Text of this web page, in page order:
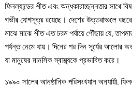
ফিনল্যান্ডের শীত এবং অন্ধকারাচ্ছন্নতার সাথে
গভীর যোগসূত্র রয়েছে। দেশের উত্তরাঞ্চলে
মাঝে মাঝে শীত এত চরম পর্যায়ে পৌঁছায় যে,
পর্যন্ত নেমে যায়। দিনের পর দিন সূর্যের আলোর
যা মানুষের মানসিক স্বাস্থ্যকে প্রভাবিত করে।
১৯৯০ সালের আনুষ্ঠানিক পরিসংখ্যান অনুযায়ী,